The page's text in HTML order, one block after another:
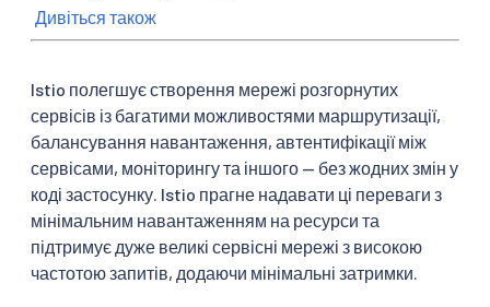
Дивіться також
Istio полегшує створення мережі розгорнутих
сервісів із багатими можливостями маршрутизації,
балансування навантаження, автентифікації між
сервісами, моніторингу та іншого — без жодних змін у
коді застосунку. Istio прагне надавати ці переваги з
мінімальним навантаженням на ресурси та
підтримує дуже великі сервісні мережі з високою
частотою запитів, додаючи мінімальні затримки.